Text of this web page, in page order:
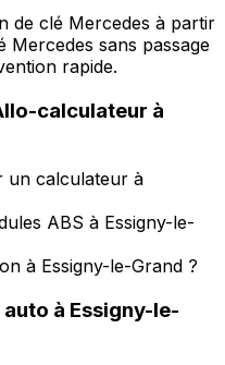
de clé Mercedes à partir
Mercedes sans passage
rapide.
calculateur à
un calculateur à
ABS à Essigny-le-
à Essigny-le-Grand ?
à Essigny-le-